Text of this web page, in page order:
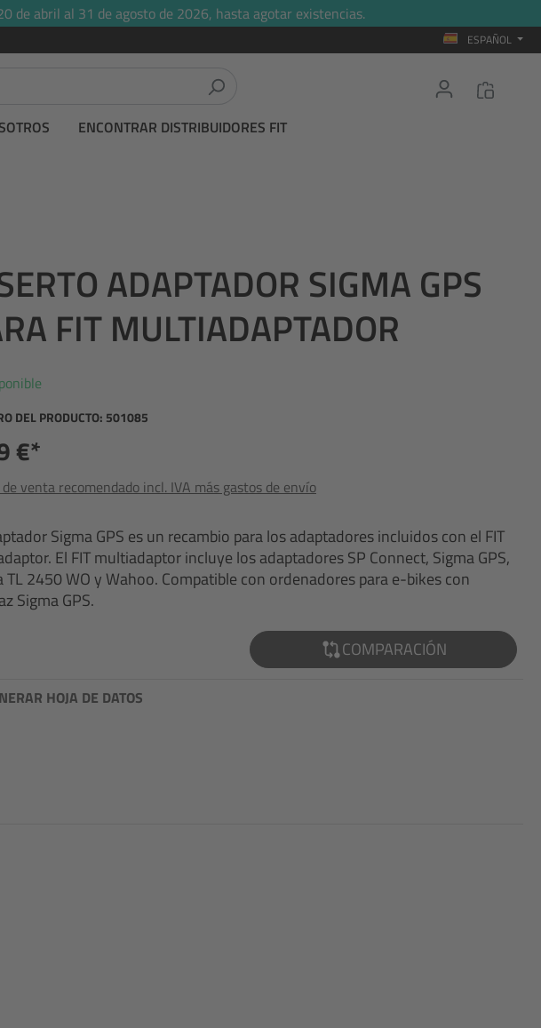
de abril al 31 de agosto de 2026, hasta agotar existencias.
ESPAÑOL
ENCONTRAR DISTRIBUIDORES FIT
ADAPTADOR SIGMA GPS
FIT MULTIADAPTADOR
DEL PRODUCTO: 501085
€*
venta recomendado incl. IVA más gastos de envío
Sigma GPS es un recambio para los adaptadores incluidos con el FIT
El FIT multiadaptor incluye los adaptadores SP Connect, Sigma GPS,
TL 2450 WO y Wahoo. Compatible con ordenadores para e-bikes con
Sigma GPS.
COMPARACIÓN
HOJA DE DATOS